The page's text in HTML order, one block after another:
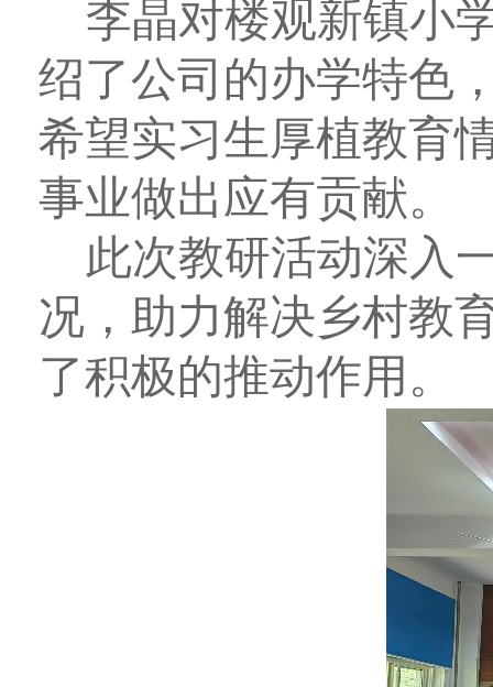
李晶对楼观新镇小
绍了公司的办学特色
希望实习生厚植教育
事业做出应有贡献。
此次教研活动深入
况，助力解决乡村教
了积极的推动作用。